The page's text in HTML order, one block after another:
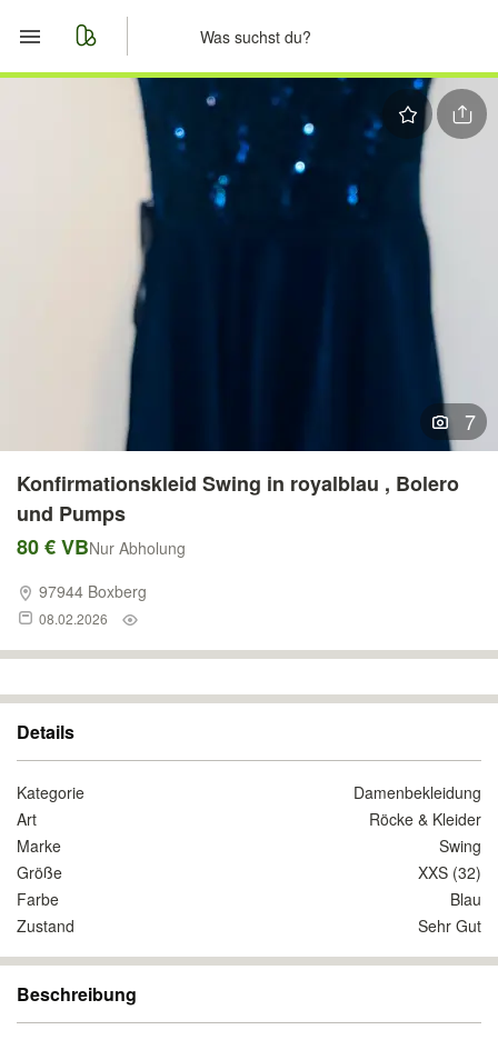
Merkliste
Nachrichten
Anzeige aufgeben
7
Konfirmationskleid Swing in royalblau , Bolero
und Pumps
80 € VBNur Abholung
97944 Boxberg
08.02.2026
Details
Kategorie
Damenbekleidung
Art
Röcke & Kleider
Marke
Swing
Größe
XXS (32)
Farbe
Blau
Zustand
Sehr Gut
Beschreibung